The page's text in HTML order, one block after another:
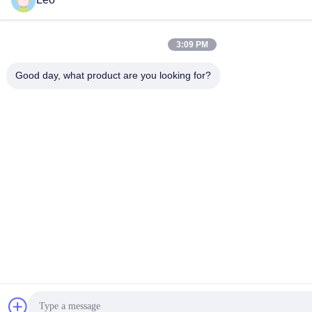
3:09 PM
Good day, what product are you looking for?